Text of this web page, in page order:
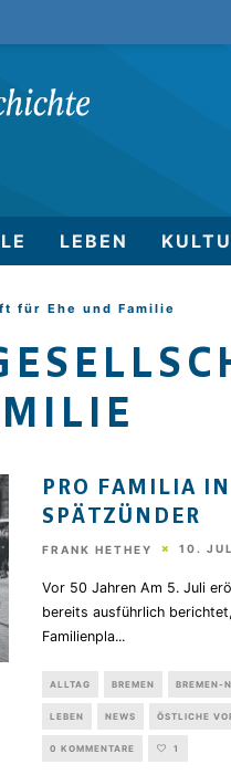
LEBEN
für Ehe und Familie
PRO FAMILIA
SPÄTZÜNDER
FRANK HETHEY 10.
Vor 50 Jahren Am 5. Juli
bereits ausführlich
Familienpla...
ALLTAG BREMEN BREMEN-
LEBEN NEWS ÖSTLICHE
0 KOMMENTARE 1